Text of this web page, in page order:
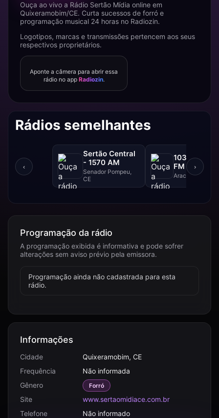
Ouça ao vivo a Rádio Sertão Mídia online em
Quixeramobim/CE. Curta sucessos de forró e
programação musical 24 horas no Radiozin.
Logotipos, marcas e transmissões pertencem aos seus
respectivos proprietários.
Aponte a câmera para abrir essa
rádio no app Radiozin.
Rádios semelhantes
‹
Sertão Central
- 1570 AM
Senador Pompeu,
CE
103 FM -
FM
Aracajú, SE
›
Programação da rádio
A programação exibida é informativa e pode sofrer
alterações sem aviso prévio pela emissora.
Programação ainda não cadastrada para esta
rádio.
Informações
Cidade
Quixeramobim, CE
Frequência
Não informada
Gênero
Forró
Site
www.sertaomidiace.com.br
Telefone
Não informado